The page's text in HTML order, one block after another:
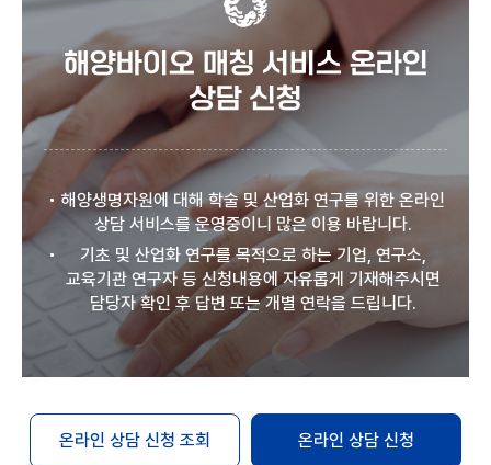
해양바이오 매칭 서비스 온라인
상담 신청
해양생명자원에 대해 학술 및 산업화 연구를 위한 온라인
상담 서비스를 운영중이니 많은 이용 바랍니다.
기초 및 산업화 연구를 목적으로 하는 기업, 연구소,
교육기관 연구자 등 신청내용에 자유롭게 기재해주시면
담당자 확인 후 답변 또는 개별 연락을 드립니다.
온라인 상담 신청 조회 온라인 상담 신청